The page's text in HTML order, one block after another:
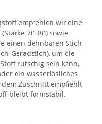
empfehlen wir eine
70–80) sowie
einen dehnbaren Stich
Geradstich), um die
rutschig sein kann,
ein wasserlösliches
dem Zuschnitt empfiehlt
bleibt formstabil.